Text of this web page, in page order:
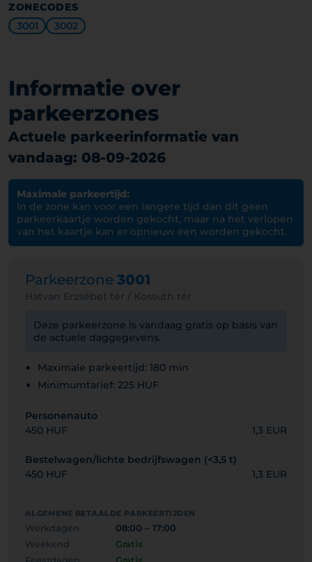
ZONECODES
3001
3002
Informatie over
parkeerzones
Actuele parkeerinformatie van
vandaag: 08-09-2026
Maximale parkeertijd:
In de zone kan voor een langere tijd dan dit geen
parkeerkaartje worden gekocht, maar na het verlopen
van het kaartje kan er opnieuw een worden gekocht.
Parkeerzone 3001
Hatvan Erzsébet tér / Kossuth tér
Deze parkeerzone is vandaag gratis op basis van
de actuele daggegevens.
Maximale parkeertijd: 180 min
Minimumtarief: 225 HUF
Personenauto
450 HUF
1,3 EUR
Bestelwagen/lichte bedrijfswagen (<3,5 t)
450 HUF
1,3 EUR
ALGEMENE BETAALDE PARKEERTIJDEN
Werkdagen
08:00 – 17:00
Weekend
Gratis